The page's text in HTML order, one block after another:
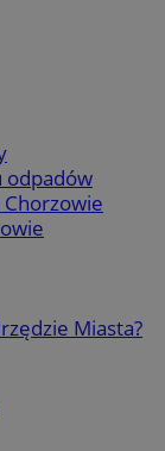
odpadów
Miasta?